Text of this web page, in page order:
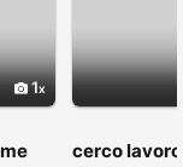
1
cerco